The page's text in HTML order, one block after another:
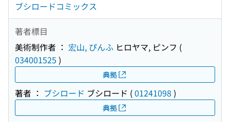
ブシロードコミックス
著者標目
美術制作者 ： 宏山, ぴんふ ヒロヤマ, ピンフ (
034001525 )
典拠
著者 ： ブシロード ブシロード (01241098 )
典拠